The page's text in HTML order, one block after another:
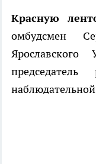
Красную
омбудсмен
председатель